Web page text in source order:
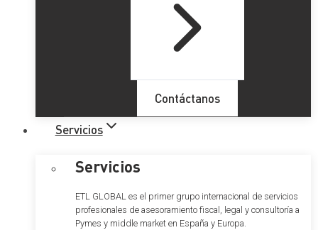
Contáctanos
Servicios
Servicios
ETL GLOBAL es el primer grupo internacional de servicios
profesionales de asesoramiento fiscal, legal y consultoría a
Pymes y middle market en España y Europa.